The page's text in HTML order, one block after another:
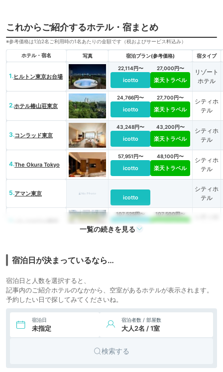
これからご紹介するホテル・宿まとめ
※参考価格は1泊2名ご利用時の1名あたりの金額です（税およびサービス料込み）
ホテル・宿名 写真 宿泊プラン(参考価格) 宿タイプ
1.ヒルトン東京お台場
22,114円〜
icotto
27,000円〜
楽天トラベル
リゾート
ホテル
2.ホテル椿山荘東京
24,766円〜
icotto
27,700円〜
楽天トラベル
シティホ
テル
3.コンラッド東京
43,248円〜
icotto
43,200円〜
楽天トラベル
シティホ
テル
4.The Okura Tokyo
57,951円〜
icotto
48,100円〜
楽天トラベル
シティホ
テル
5.アマン東京
icotto
シティホ
テル
107,525円〜
icotto
107,500円〜
楽天トラベル
テル東京大手町
8.
浦安ブライトンホテ
ル東京ベイ
9.大磯プリンスホテル icotto 楽天トラベル
ホテル
ヒルトン小田原リ
17,054円〜 17,200円〜
一覧の続きを見る
宿泊日が決まっているなら…
宿泊日と人数を選択すると、
記事内のご紹介ホテルのなかから、空室があるホテルが表示されます。
予約したい日で探してみてくださいね。
宿泊日
未指定
宿泊者数 / 部屋数
大人2名 / 1室
検索する